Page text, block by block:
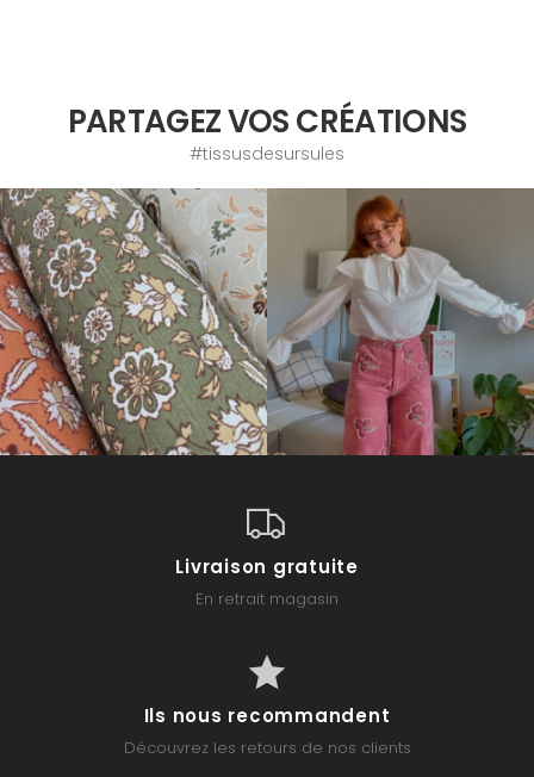
PARTAGEZ VOS CRÉATIONS
#tissusdesursules
Livraison gratuite
En retrait magasin
Ils nous recommandent
Découvrez les retours de nos clients